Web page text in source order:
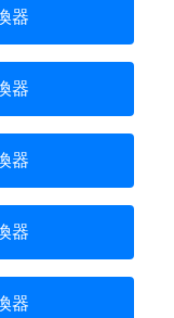
器
器
器
器
器